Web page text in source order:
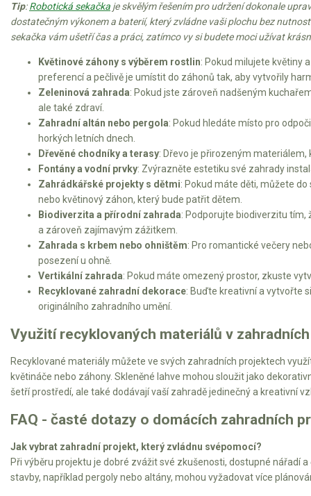
Aku křovinořezy a vyžínače
Aku pily
Aku sekačky
Aku STIHL
Aku AL-KO
Štípačka na dřevo
VARI
VARI malotraktory
VARI multifunkční nosiče
Sněhové frézy
Vertikutátory
Kultivátory
Nůžky na živý plot
Vysavače a foukače
Elektrocentrály
Štěpkovače a drtiče
Elektrické skútry
Tip:Robotická sekačka je skvělým řešením pro udržení dokonale
dostatečným výkonem a baterií, který zvládne vaši plochu bez
sekačka vám ušetří čas a práci, zatímco vy si budete moci užívat
Květinové záhony s výběrem rostlin: Pokud milujete květiny
preferencí a pečlivě je umístit do záhonů tak, aby vytvořily
Zeleninová zahrada: Pokud jste zároveň nadšeným
ale také zdraví.
Zahradní altán nebo pergola: Pokud hledáte místo pro
horkých letních dnech.
Dřevěné chodníky a terasy: Dřevo je přirozeným materiálem,
Fontány a vodní prvky: Zvýrazněte estetiku své zahrady
Zahrádkářské projekty s dětmi: Pokud máte děti, můžete
nebo květinový záhon, který bude patřit dětem.
Biodiverzita a přírodní zahrada: Podporujte biodiverzitu tím,
a zároveň zajímavým zážitkem.
Zahrada s krbem nebo ohništěm: Pro romantické večery
posezení u ohně.
Vertikální zahrada: Pokud máte omezený prostor, zkuste
Recyklované zahradní dekorace: Buďte kreativní a vytvořte
originálního zahradního umění.
Využití recyklovaných materiálů v
Recyklované materiály můžete ve svých zahradních projektech
květináče nebo záhony. Skleněné lahve mohou sloužit jako
šetří prostředí, ale také dodávají vaší zahradě jedinečný a kreativní
FAQ - časté dotazy o domácích zahradních
Jak vybrat zahradní projekt, který zvládnu svépomocí?
Při výběru projektu je dobré zvážit své zkušenosti, dostupné nářadí
stavby, například pergoly nebo altány, mohou vyžadovat více